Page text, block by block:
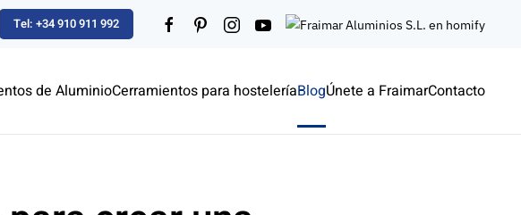
Tel: +34 910 911 992
de AluminioCerramientos para hosteleríaBlogÚnete a FraimarContacto